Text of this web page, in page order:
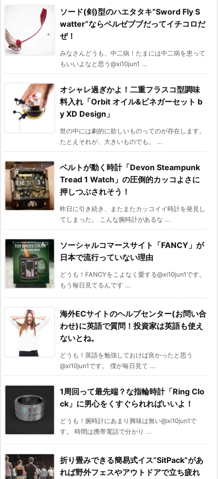
ソード(剣)型のハエタタキ”Sword Fly S
watter”ならベルゼブブだってイチコロだ
ぜ！
みなさんどうも、中二病！たまには中二病を患って
もいいよなと思う@xi10jun1 ...
オシャレ過ぎかよ！二重フラスコ型調味
料入れ「Orbit オイル&ビネガーセット b
y XD Design」
世の中には劇的に欲しいものってのが存在します。
たとえそれが、大きいものでも。 ...
ベルトが動く時計「Devon Steampunk
Tread 1 Watch」の圧倒的カッコよさに
押しつぶされそう！
昨日に引き続き、またまたカッコイイ時計を発見し
てしまった。 こんな腕時計があるな ...
ソーシャルコマースサイト「FANCY」が
日本で流行っていない理由
どうも！FANCYをこよなく愛する@xi10jun1です。
もう毎日見てるんです ...
海外ECサイトのヘルプセンター(お問い合
わせ)に英語で質問！投資家は英語も使え
ないとね。
どうも！英語を勉強しておけば良かったと思う
@xi10jun1です。 僕が毎日見て ...
1周回って最先端？な指輪時計「Ring Clo
ck」に男心をくすぐられればいいよ！
どうも！腕時計にあまり興味は無い@xi10jun1で
す。 時間は携帯電話で分かり ...
折り畳みできる簡易式イス”SitPack”があ
れば野外フェスやアウトドアで立ち疲れ